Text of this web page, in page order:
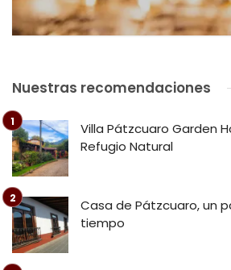
Nuestras recomendaciones
Villa Pátzcuaro Garden
Refugio Natural
Casa de Pátzcuaro, un
tiempo